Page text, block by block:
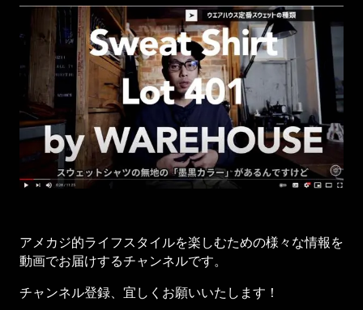
アメカジ的ライフスタイルを楽しむための様々な情報を
動画でお届けするチャンネルです。
チャンネル登録、宜しくお願いいたします！